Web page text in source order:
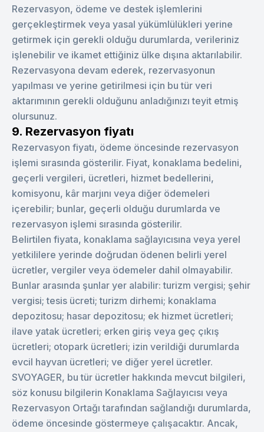
Rezervasyon, ödeme ve destek işlemlerini
gerçekleştirmek veya yasal yükümlülükleri yerine
getirmek için gerekli olduğu durumlarda, verileriniz
işlenebilir ve ikamet ettiğiniz ülke dışına aktarılabilir.
Rezervasyona devam ederek, rezervasyonun
yapılması ve yerine getirilmesi için bu tür veri
aktarımının gerekli olduğunu anladığınızı teyit etmiş
olursunuz.
9. Rezervasyon fiyatı
Rezervasyon fiyatı, ödeme öncesinde rezervasyon
işlemi sırasında gösterilir. Fiyat, konaklama bedelini,
geçerli vergileri, ücretleri, hizmet bedellerini,
komisyonu, kâr marjını veya diğer ödemeleri
içerebilir; bunlar, geçerli olduğu durumlarda ve
rezervasyon işlemi sırasında gösterilir.
Belirtilen fiyata, konaklama sağlayıcısına veya yerel
yetkililere yerinde doğrudan ödenen belirli yerel
ücretler, vergiler veya ödemeler dahil olmayabilir.
Bunlar arasında şunlar yer alabilir: turizm vergisi; şehir
vergisi; tesis ücreti; turizm dirhemi; konaklama
depozitosu; hasar depozitosu; ek hizmet ücretleri;
ilave yatak ücretleri; erken giriş veya geç çıkış
ücretleri; otopark ücretleri; izin verildiği durumlarda
evcil hayvan ücretleri; ve diğer yerel ücretler.
SVOYAGER, bu tür ücretler hakkında mevcut bilgileri,
söz konusu bilgilerin Konaklama Sağlayıcısı veya
Rezervasyon Ortağı tarafından sağlandığı durumlarda,
ödeme öncesinde göstermeye çalışacaktır. Ancak,